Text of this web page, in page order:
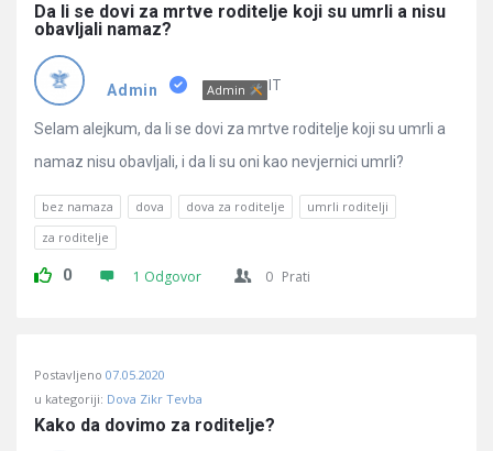
Latest
Pitanja
Da li se dovi za mrtve roditelje koji su umrli a nisu
obavljali namaz?
Admin Admin IT
Selam alejkum, da li se dovi za mrtve roditelje koji su umrli a
namaz nisu obavljali, i da li su oni kao nevjernici umrli?
bez namaza dova dova za roditelje
umrli roditelji
za roditelje
0 1 Odgovor 0 Prati
Postavljeno 07.05.2020
u kategoriji: Dova Zikr Tevba
Kako da dovimo za roditelje?